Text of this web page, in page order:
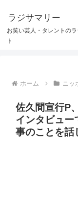
ラジサマリー
お笑い芸人・タレントの
ト
ホーム ニッ
佐久間宣行P
インタビュー
事のことを話